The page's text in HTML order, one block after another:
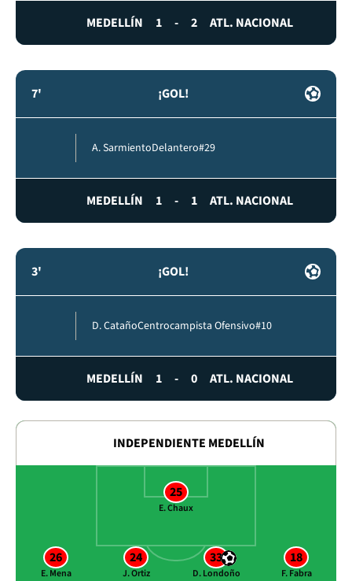
MEDELLÍN 1 - 2 ATL. NACIONAL
7' ¡GOL!
A. SarmientoDelantero#29
MEDELLÍN 1 - 1 ATL. NACIONAL
3' ¡GOL!
D. CatañoCentrocampista Ofensivo#10
MEDELLÍN 1 - 0 ATL. NACIONAL
INDEPENDIENTE MEDELLÍN
25
E. Chaux
26
E. Mena
24
J. Ortiz
33
D. Londoño
18
F. Fabra